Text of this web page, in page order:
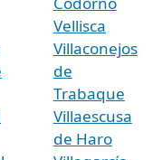
Vellisca
Villaconejos
de
Trabaque
Villaescusa
de Haro